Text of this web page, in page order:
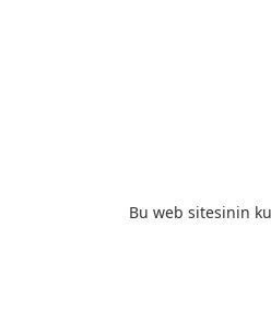
Bu web sitesinin